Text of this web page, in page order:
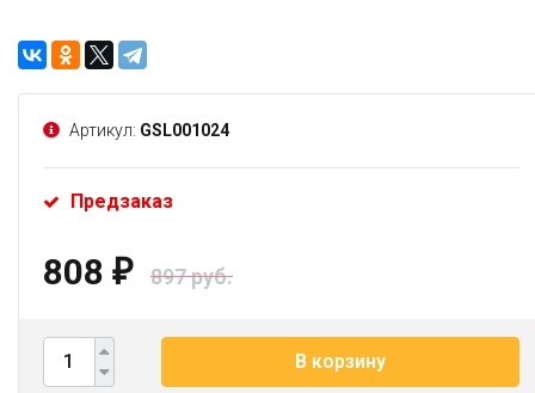
Артикул: GSL001024
Предзаказ
808 ₽ 897 руб.
В корзину